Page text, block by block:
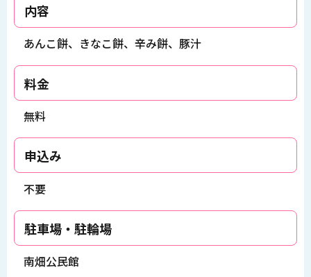
内容
あんこ餅、きなこ餅、辛み餅、豚汁
料金
無料
申込み
不要
駐車場・駐輪場
南畑公民館